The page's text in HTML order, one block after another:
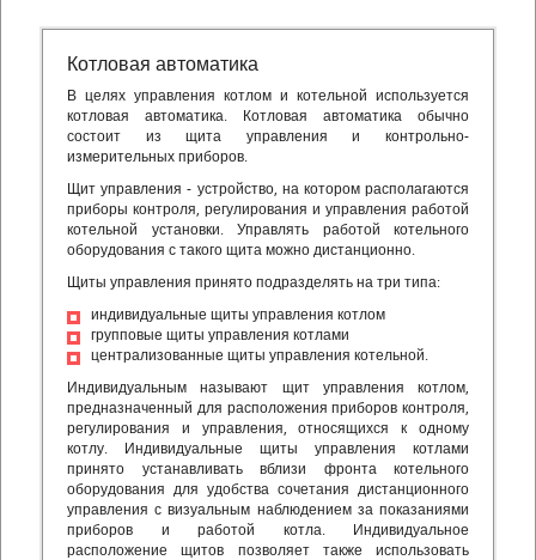
Котловая автоматика
В целях управления котлом и котельной используется
котловая автоматика. Котловая автоматика обычно
состоит из щита управления и контрольно-
измерительных приборов.
Щит управления - устройство, на котором располагаются
приборы контроля, регулирования и управления работой
котельной установки. Управлять работой котельного
оборудования с такого щита можно дистанционно.
Щиты управления принято подразделять на три типа:
индивидуальные щиты управления котлом
групповые щиты управления котлами
централизованные щиты управления котельной.
Индивидуальным называют щит управления котлом,
предназначенный для расположения приборов контроля,
регулирования и управления, относящихся к одному
котлу. Индивидуальные щиты управления котлами
принято устанавливать вблизи фронта котельного
оборудования для удобства сочетания дистанционного
управления с визуальным наблюдением за показаниями
приборов и работой котла. Индивидуальное
расположение щитов позволяет также использовать